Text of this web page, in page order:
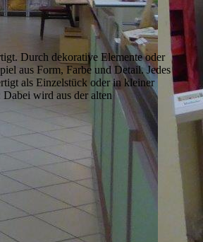
Durch dekorative Elemente oder
aus Form, Farbe und Detail. Jedes
als Einzelstück oder in kleiner
wird aus der alten